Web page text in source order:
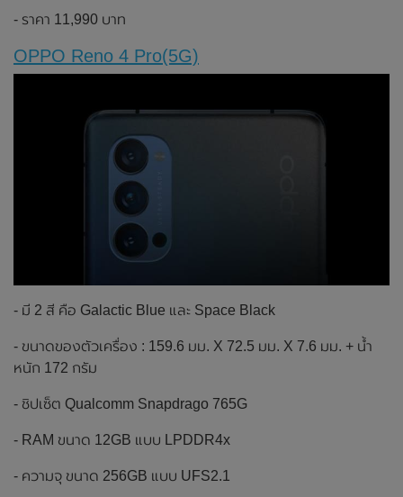
- ราคา 11,990 บาท
OPPO Reno 4 Pro(5G)
- มี 2 สี คือ Galactic Blue และ Space Black
- ขนาดของตัวเครื่อง : 159.6 มม. X 72.5 มม. X 7.6 มม. + น้ำ
หนัก 172 กรัม
- ชิปเซ็ต Qualcomm Snapdrago 765G
- RAM ขนาด 12GB แบบ LPDDR4x
- ความจุ ขนาด 256GB แบบ UFS2.1